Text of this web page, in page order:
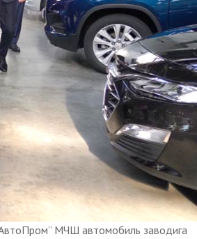
МЧШ автомобиль заводига